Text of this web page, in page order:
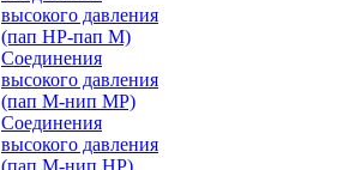
высокого давления
(пап HP-пап M)
Соединения
высокого давления
(пап M-нип MP)
Соединения
высокого давления
(пап M-нип HP)